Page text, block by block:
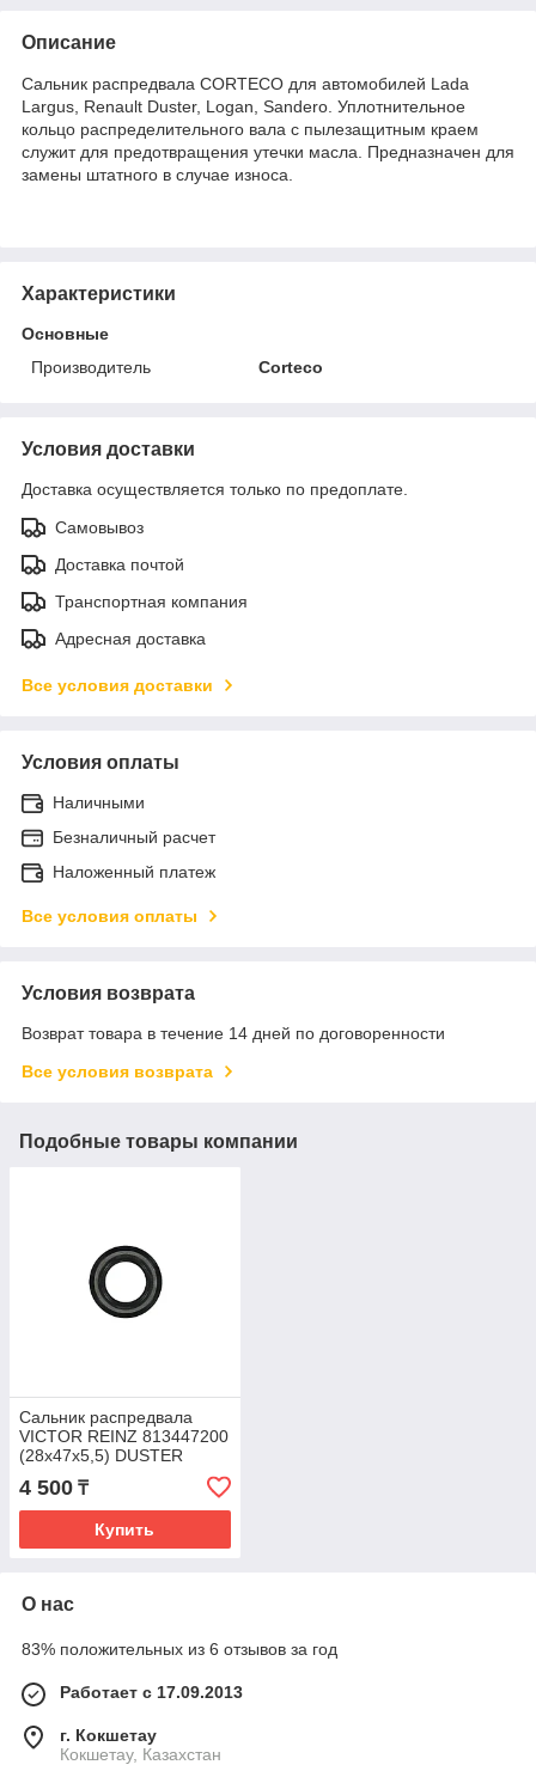
Описание
Сальник распредвала CORTECO для автомобилей Lada
Largus, Renault Duster, Logan, Sandero. Уплотнительное
кольцо распределительного вала с пылезащитным краем
служит для предотвращения утечки масла. Предназначен для
замены штатного в случае износа.
Характеристики
Основные
Производитель
Corteco
Условия доставки
Доставка осуществляется только по предоплате.
Самовывоз
Доставка почтой
Транспортная компания
Адресная доставка
Все условия доставки
Условия оплаты
Наличными
Безналичный расчет
Наложенный платеж
Все условия оплаты
Условия возврата
Возврат товара в течение 14 дней по договоренности
Все условия возврата
Подобные товары компании
Сальник распредвала
VICTOR REINZ 813447200
(28х47х5,5) DUSTER
4 500 ₸
Купить
О нас
83% положительных из 6 отзывов за год
Работает с 17.09.2013
г. Кокшетау
Кокшетау, Казахстан